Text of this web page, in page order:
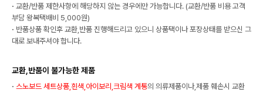
· 교환/반품 제한사항에 해당하지 않는 경우에만 가능합니다. (교환/반품 비용 고객
부담 왕복택배비 5,000원)
· 반품상품 확인후 교환,반품 진행해드리고 있으니 상품택이나 포장상태를 받으신 그
대로 보내주셔야 합니다.
교환,반품이 불가능한 제품
· 스노보드 세트상품,흰색,아이보리,크림색 계통의 의류제품이나,제품 훼손시 교환